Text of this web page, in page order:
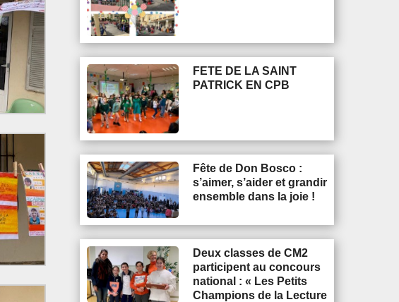
FETE DE LA SAINT
PATRICK EN CPB
Fête de Don Bosco :
s’aimer, s’aider et grandir
ensemble dans la joie !
Deux classes de CM2
participent au concours
national : « Les Petits
Champions de la Lecture